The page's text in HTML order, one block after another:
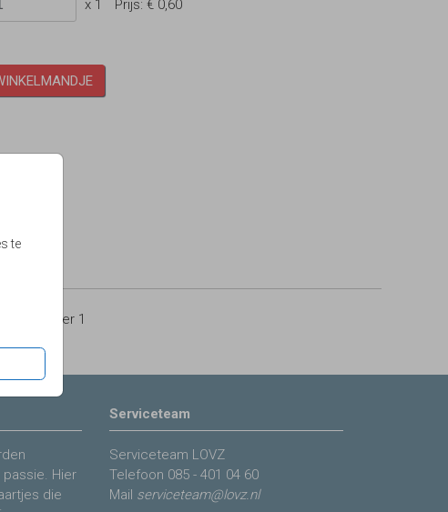
te
x 1 Prijs: € 0,60
per 1
Hier
die
Serviceteam
Serviceteam LOVZ
Telefoon 085 - 401 04 60
Mail serviceteam@lovz.nl